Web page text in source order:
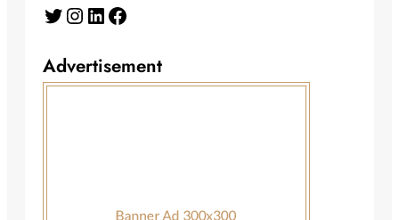
Twitter Instagram LinkedIn Facebook
Advertisement